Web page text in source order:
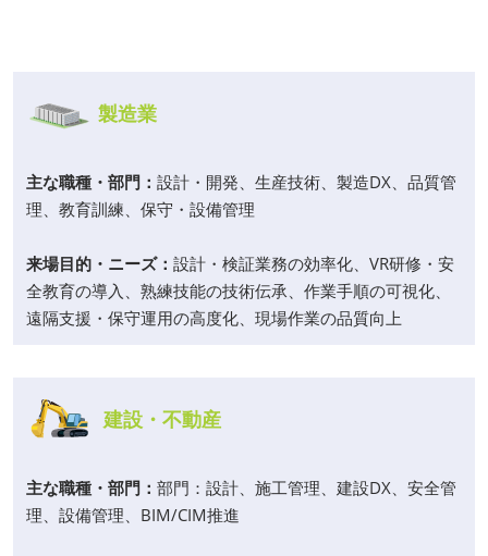
製造業
主な職種・部門： 設計・開発、生産技術、製造DX、品質管
理、教育訓練、保守・設備管理
来場目的・ニーズ： 設計・検証業務の効率化、VR研修・安
全教育の導入、熟練技能の技術伝承、作業手順の可視化、
遠隔支援・保守運用の高度化、現場作業の品質向上
建設・不動産
主な職種・部門： 部門：設計、施工管理、建設DX、安全管
理、設備管理、BIM/CIM推進